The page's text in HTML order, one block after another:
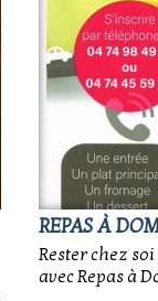
REPAS À
Rester chez
avec Repas à